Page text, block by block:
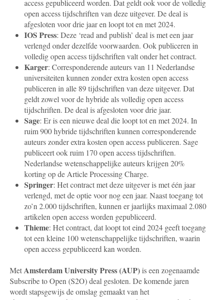
access gepubliceerd worden. Dat geldt ook voor de volledig
open access tijdschriften van deze uitgever. De deal is
afgesloten voor drie jaar en loopt tot en met 2024.
IOS Press: Deze ‘read and publish’ deal is met een jaar
verlengd onder dezelfde voorwaarden. Ook publiceren in
volledig open access tijdschriften valt onder het contract.
Karger: Corresponderende auteurs van 11 Nederlandse
universiteiten kunnen zonder extra kosten open access
publiceren in alle 89 tijdschriften van deze uitgever. Dat
geldt zowel voor de hybride als volledig open access
tijdschriften. De deal is afgesloten voor drie jaar.
Sage: Er is een nieuwe deal die loopt tot en met 2024. In
ruim 900 hybride tijdschriften kunnen corresponderende
auteurs zonder extra kosten open access publiceren. Sage
publiceert ook ruim 170 open access tijdschriften.
Nederlandse wetenschappelijke auteurs krijgen 20%
korting op de Article Processing Charge.
Springer: Het contract met deze uitgever is met één jaar
verlengd, met de optie voor nog een jaar. Naast toegang tot
zo’n 2.000 tijdschriften, kunnen er jaarlijks maximaal 2.080
artikelen open access worden gepubliceerd.
Thieme: Het contract, dat loopt tot eind 2024 geeft toegang
tot een kleine 100 wetenschappelijke tijdschriften, waarin
open access gepubliceerd kan worden.
MetAmsterdam University Press (AUP)is een zogenaamde
Subscribe to Open (S2O) deal gesloten. De komende jaren
wordt stapsgewijs de omslag gemaakt van het